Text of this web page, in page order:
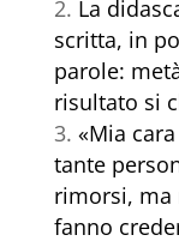
La
scritta, in
parole:
risultato si
«Mia
tante
rimorsi, ma
fanno